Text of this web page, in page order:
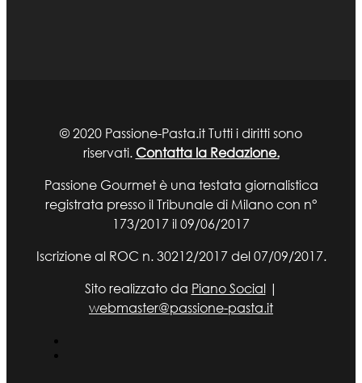
© 2020 Passione-Pasta.it Tutti i diritti sono
riservati. Contatta la Redazione.
Passione Gourmet è una testata giornalistica
registrata presso il Tribunale di Milano con n°
173/2017 il 09/06/2017
Iscrizione al ROC n. 30212/2017 del 07/09/2017.
Sito realizzato da Piano Social|
webmaster@passione-pasta.it